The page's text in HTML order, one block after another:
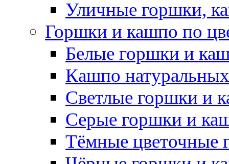
Уличные горшки,
Горшки и кашпо по
Белые горшки и
Кашпо
Светлые горшки и
Серые горшки и
Тёмные цветочные